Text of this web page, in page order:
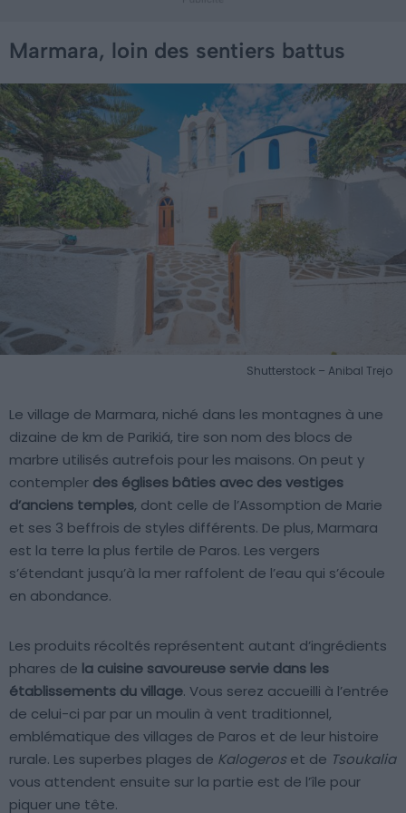
Marmara, loin des sentiers battus
Shutterstock – Anibal Trejo
Le village de Marmara, niché dans les montagnes à une
dizaine de km de Parikiá, tire son nom des blocs de
marbre utilisés autrefois pour les maisons. On peut y
contempler des églises bâties avec des vestiges
d’anciens temples, dont celle de l’Assomption de Marie
et ses 3 beffrois de styles différents. De plus, Marmara
est la terre la plus fertile de Paros. Les vergers
s’étendant jusqu’à la mer raffolent de l’eau qui s’écoule
en abondance.
Les produits récoltés représentent autant d’ingrédients
phares de la cuisine savoureuse servie dans les
établissements du village. Vous serez accueilli à l’entrée
de celui-ci par par un moulin à vent traditionnel,
emblématique des villages de Paros et de leur histoire
rurale. Les superbes plages de Kalogeros et de Tsoukalia
vous attendent ensuite sur la partie est de l’île pour
piquer une tête.